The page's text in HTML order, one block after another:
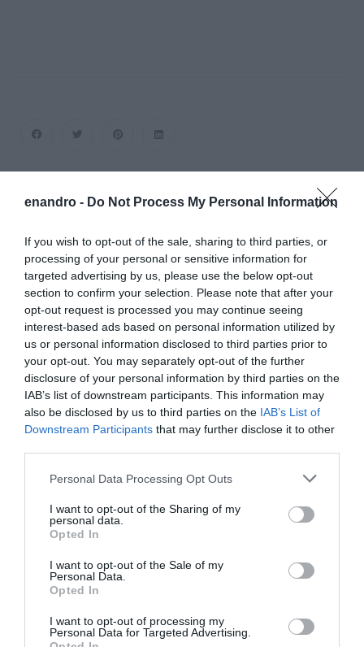
enandro - Do Not Process My Personal Information
If you wish to opt-out of the sale, sharing to third parties, or
processing of your personal or sensitive information for
targeted advertising by us, please use the below opt-out
section to confirm your selection. Please note that after your
opt-out request is processed you may continue seeing
interest-based ads based on personal information utilized by
us or personal information disclosed to third parties prior to
your opt-out. You may separately opt-out of the further
disclosure of your personal information by third parties on the
IAB’s list of downstream participants. This information may
also be disclosed by us to third parties on the IAB’s List of
Downstream Participants that may further disclose it to other
Please note that this website/app uses one or more Google
not limited to your visit or usage behaviour. You may click to
grant or deny consent to Google and its third-party tags to
use your data for below specified purposes in below Google
consent section.
Personal Data Processing Opt Outs
I want to opt-out of the Sharing of my
personal data.
Opted In
I want to opt-out of the Sale of my
Personal Data.
Opted In
I want to opt-out of processing my
Personal Data for Targeted Advertising.
1ΣΧΌΛΙΟ
Ο/ΗATH
06/01/2023 στις 14:58
Κραταμε το αρθρο μεχρι τον απολογισμο 2023
εαν εκδοθει…..
ΑΠΆΝΤΗΣΗ
ΑΦΉΣΤΕ ΈΝΑ ΣΧΌΛΙΟ
σημειώνονται με*